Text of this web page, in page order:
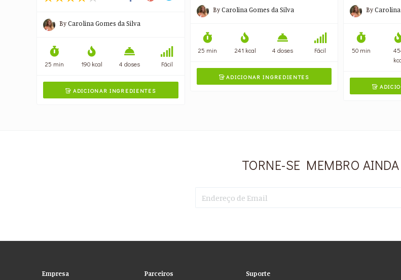
ByCarolina Gomes da Silva
25 min 190 kcal 4 doses Fácil
 ADICIONAR INGREDIENTES
ByCarolina Gomes da Silva
25 min 241 kcal 4 doses Fácil
ADICIONAR INGREDIENTES
ByCarolina
50 min

TORNE-SE MEMBRO
Empresa Parceiros Suporte